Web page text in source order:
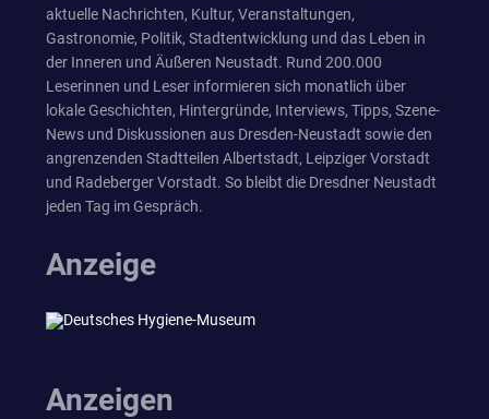
aktuelle Nachrichten, Kultur, Veranstaltungen,
Gastronomie, Politik, Stadtentwicklung und das Leben in
der Inneren und Äußeren Neustadt. Rund 200.000
Leserinnen und Leser informieren sich monatlich über
lokale Geschichten, Hintergründe, Interviews, Tipps, Szene-
News und Diskussionen aus Dresden-Neustadt sowie den
angrenzenden Stadtteilen Albertstadt, Leipziger Vorstadt
und Radeberger Vorstadt. So bleibt die Dresdner Neustadt
jeden Tag im Gespräch.
Anzeige
Anzeigen